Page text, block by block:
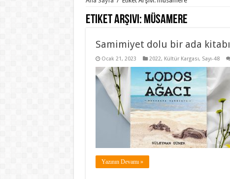
Etiket Arşivi: müsamere
Samimiyet dolu bir ada kitabı
Ocak 21, 2023 2022, Kültür Kargası, Sayı-48
Yazının Devamı »